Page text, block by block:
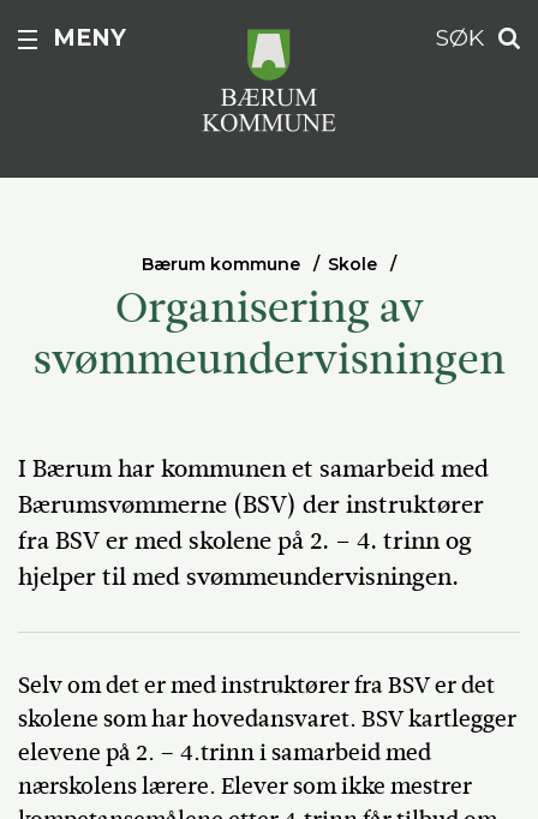
MENY SØK
Bærum kommune Skole
Organisering av
svømmeundervisningen
I Bærum har kommunen et samarbeid med
Bærumsvømmerne (BSV) der instruktører
fra BSV er med skolene på 2. – 4. trinn og
hjelper til med svømmeundervisningen.
Selv om det er med instruktører fra BSV er det
skolene som har hovedansvaret. BSV kartlegger
elevene på 2. – 4.trinn i samarbeid med
nærskolens lærere. Elever som ikke mestrer